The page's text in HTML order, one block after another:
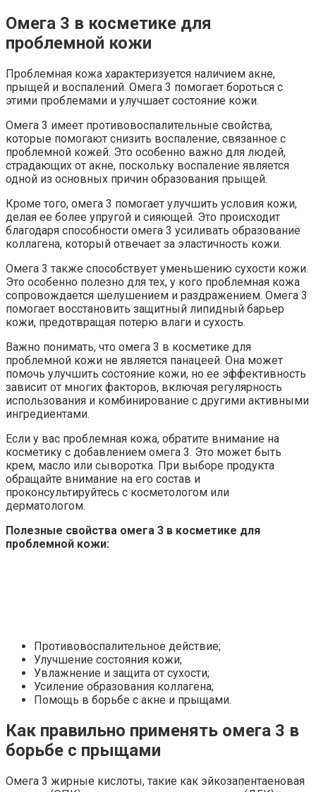
Омега 3 в косметике для
проблемной кожи
Проблемная кожа характеризуется наличием акне,
прыщей и воспалений. Омега 3 помогает бороться с
этими проблемами и улучшает состояние кожи.
Омега 3 имеет противовоспалительные свойства,
которые помогают снизить воспаление, связанное с
проблемной кожей. Это особенно важно для людей,
страдающих от акне, поскольку воспаление является
одной из основных причин образования прыщей.
Кроме того, омега 3 помогает улучшить условия кожи,
делая ее более упругой и сияющей. Это происходит
благодаря способности омега 3 усиливать образование
коллагена, который отвечает за эластичность кожи.
Омега 3 также способствует уменьшению сухости кожи.
Это особенно полезно для тех, у кого проблемная кожа
сопровождается шелушением и раздражением. Омега 3
помогает восстановить защитный липидный барьер
кожи, предотвращая потерю влаги и сухость.
Важно понимать, что омега 3 в косметике для
проблемной кожи не является панацеей. Она может
помочь улучшить состояние кожи, но ее эффективность
зависит от многих факторов, включая регулярность
использования и комбинирование с другими активными
ингредиентами.
Если у вас проблемная кожа, обратите внимание на
косметику с добавлением омега 3. Это может быть
крем, масло или сыворотка. При выборе продукта
обращайте внимание на его состав и
проконсультируйтесь с косметологом или
дерматологом.
Полезные свойства омега 3 в косметике для
проблемной кожи:
Противовоспалительное действие;
Улучшение состояния кожи;
Увлажнение и защита от сухости;
Усиление образования коллагена;
Помощь в борьбе с акне и прыщами.
Как правильно применять омега 3 в
борьбе с прыщами
Омега 3 жирные кислоты, такие как эйкозапентаеновая